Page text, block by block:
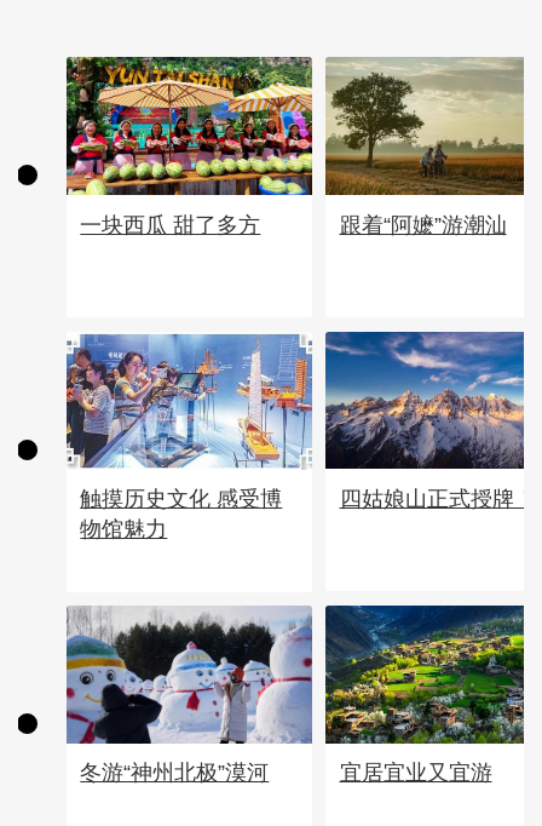
一块西瓜 甜了多方 跟着“阿嬷”游潮汕
触摸历史文化 感受博
物馆魅力
四姑娘山正式授牌！
冬游“神州北极”漠河 宜居宜业又宜游